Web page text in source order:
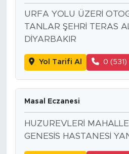
URFA YOLU ÜZERİ
TANLAR ŞEHRİ TERAS
DİYARBAKIR
Yol Tarifi Al 0
Masal Eczanesi
HUZUREVLERİ
GENESİS HASTANESİ